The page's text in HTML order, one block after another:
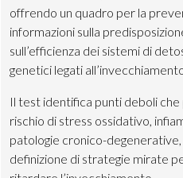
offrendo un quadro per la
informazioni sulla
sull’efficienza dei sistemi di
genetici legati
Il test identifica punti deboli
rischio di stress ossidativo,
patologie cronico-
definizione di strategie mirate